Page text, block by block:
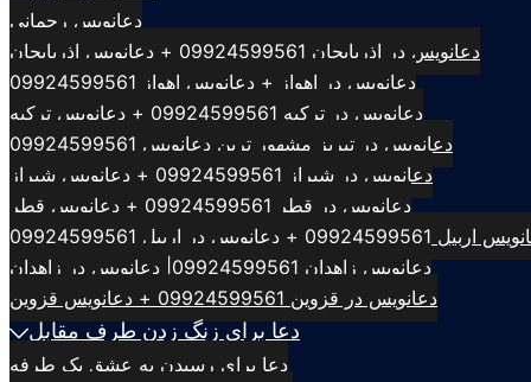
دعانویس رحمانی
دعانویس در اذربایجان 09924599561 + دعانویس اذربایجان
دعانویس در اهواز + دعانویس اهواز 09924599561
دعانویس در ترکیه 09924599561 + دعانویس ترکیه
دعانویس در تبریز مشهور ترین دعانویس 09924599561
دعانویس در شیراز 09924599561 + دعانویس شیراز
دعانویس در قطر 09924599561 + دعانویس قطر
09924599561 + دعانویس در اربیل 09924599561
دعانویس زاهدان 09924599561| دعانویس در زاهدان
دعانویس در قزوین 09924599561 + دعانویس قزوین
دعا برای زنگ زدن طرف مقابل
دعا برای رسیدن به عشق یک طرفه